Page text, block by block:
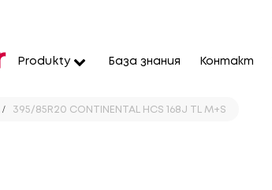
Produkty База знания Контакт
395/85R20 CONTINENTAL HCS 168J TL M+S